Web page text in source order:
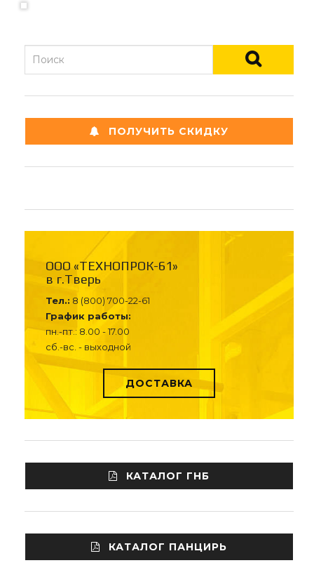
ПОЛУЧИТЬ СКИДКУ
ООО «ТЕХНОПРОК-61»
в г.Тверь
Тел.: 8 (800) 700-22-61
График работы:
пн.-пт.: 8.00 - 17.00
сб.-вс. - выходной
ДОСТАВКА
КАТАЛОГ ГНБ
КАТАЛОГ ПАНЦИРЬ